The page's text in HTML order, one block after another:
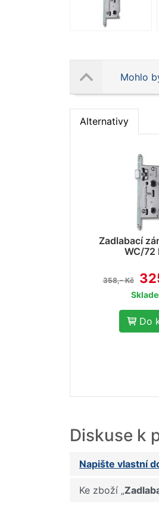
Mohlo
Alternativy
Zadlabací
WC/72
358,- Kč
Do
Diskuse k
Napište vlastní
Ke zboží „